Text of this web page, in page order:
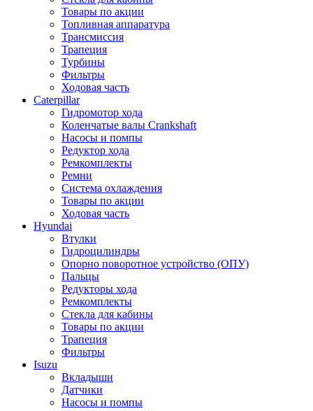
Товары по акции
Топливная аппаратура
Трансмиссия
Трапеция
Турбины
Фильтры
Ходовая часть
Caterpillar
Гидромотор хода
Коленчатые валы Crankshaft
Насосы и помпы
Редуктор хода
Ремкомплекты
Ремни
Система охлаждения
Товары по акции
Ходовая часть
Hyundai
Втулки
Гидроцилиндры
Опорно поворотное устройство (ОПУ)
Пальцы
Редукторы хода
Ремкомплекты
Стекла для кабины
Товары по акции
Трапеция
Фильтры
Isuzu
Вкладыши
Датчики
Насосы и помпы